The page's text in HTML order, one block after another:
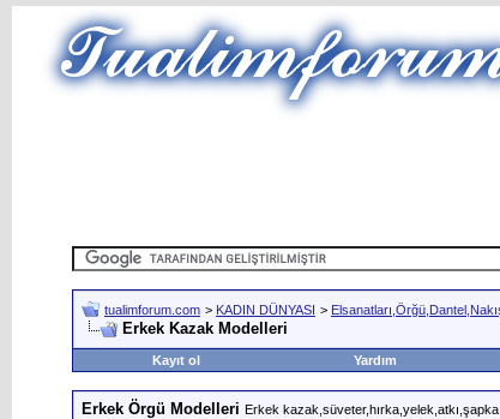
tualimforum.com > KADIN DÜNYASI >
Erkek Kazak Modelleri
Kayıt ol
Yardım
Erkek Örgü Modelleri Erkek